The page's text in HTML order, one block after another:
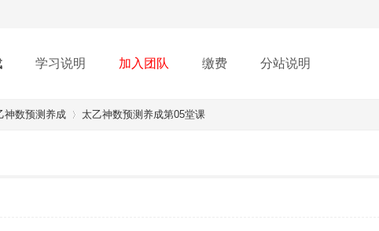
学习说明 加入团队 缴费 分站说明
神数预测养成 太乙神数预测养成第05堂课